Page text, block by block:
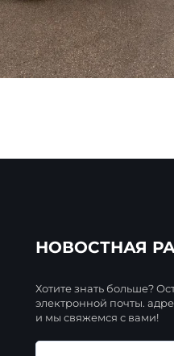
НОВОСТНАЯ
Хотите знать больше?
электронной почты.
и мы свяжемся с вами!